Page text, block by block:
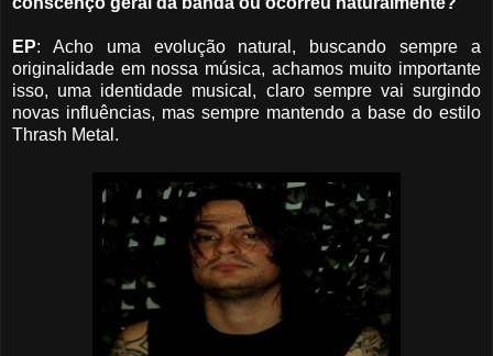
EP: Acho uma evolução natural, buscando sempre a
originalidade em nossa música, achamos muito importante
isso, uma identidade musical, claro sempre vai surgindo
novas influências, mas sempre mantendo a base do estilo
Thrash Metal.